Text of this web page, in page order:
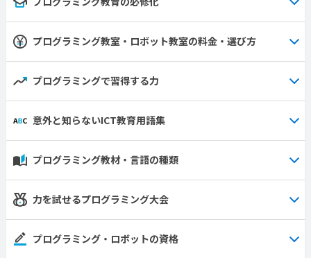
プログラミング教室・ロボット教室の料金・選び方
プログラミングで習得する力
意外と知らないICT教育用語集
プログラミング教材・言語の種類
力を試せるプログラミング大会
プログラミング・ロボットの資格